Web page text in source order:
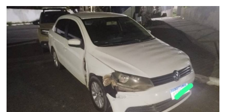
VIOLENTO
EM
BARROLANDIA
COM
DUAS
MORTES